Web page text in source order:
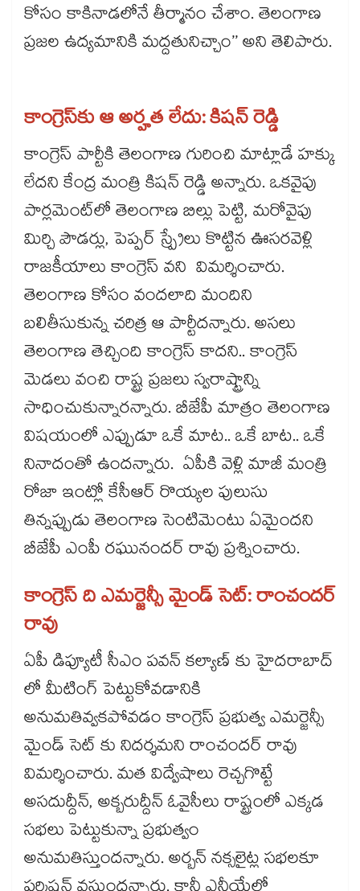
కోసం కాకినాడలోనే తీర్మానం చేశాం. తెలంగాణ
ప్రజల ఉద్యమానికి మద్దతునిచ్చాం’’ అని తెలిపారు.
కాంగ్రెస్​కు ఆ అర్హత లేదు: కిషన్ రెడ్డి
కాంగ్రెస్ పార్టీకి తెలంగాణ గురించి మాట్లాడే హక్కు
లేదని కేంద్ర మంత్రి కిషన్ రెడ్డి అన్నారు. ఒకవైపు
పార్లమెంట్​లో తెలంగాణ బిల్లు పెట్టి, మరోవైపు
మిర్చి పౌడర్లు, పెప్పర్ స్ప్రేలు కొట్టిన ఊసరవెళ్లి
రాజకీయాలు కాంగ్రెస్ వని విమర్శించారు.
తెలంగాణ కోసం వందలాది మందిని
బలితీసుకున్న చరిత్ర ఆ పార్టీదన్నారు. అసలు
తెలంగాణ తెచ్చింది కాంగ్రెస్ కాదని.. కాంగ్రెస్
మెడలు వంచి రాష్ట్ర ప్రజలు స్వరాష్ట్రాన్ని
సాధించుకున్నారన్నారు. బీజేపీ మాత్రం తెలంగాణ
విషయంలో ఎప్పుడూ ఒకే మాట.. ఒకే బాట.. ఒకే
నినాదంతో ఉందన్నారు. ఏపీకి వెళ్లి మాజీ మంత్రి
రోజా ఇంట్లో కేసీఆర్ రొయ్యల పులుసు
తిన్నప్పుడు తెలంగాణ సెంటిమెంటు ఏమైందని
బీజేపీ ఎంపీ రఘునందర్ రావు ప్రశ్నించారు.
కాంగ్రెస్ ది ఎమర్జెన్సీ మైండ్ సెట్: రాంచందర్
రావు
ఏపీ డిప్యూటీ సీఎం పవన్ కల్యాణ్ కు హైదరాబాద్
లో మీటింగ్ పెట్టుకోవడానికి
అనుమతివ్వకపోవడం కాంగ్రెస్ ప్రభుత్వ ఎమర్జెన్సీ
మైండ్ సెట్ కు నిదర్శమని రాంచందర్ రావు
విమర్శించారు. మత విద్వేషాలు రెచ్చగొట్టే
అసదుద్దీన్, అక్బరుద్దీన్ ఓవైసీలు రాష్ట్రంలో ఎక్కడ
సభలు పెట్టుకున్నా ప్రభుత్వం
అనుమతిస్తుందన్నారు. అర్బన్ నక్సలైట్ల సభలకూ